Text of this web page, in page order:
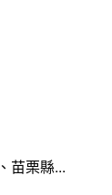
苗栗縣...